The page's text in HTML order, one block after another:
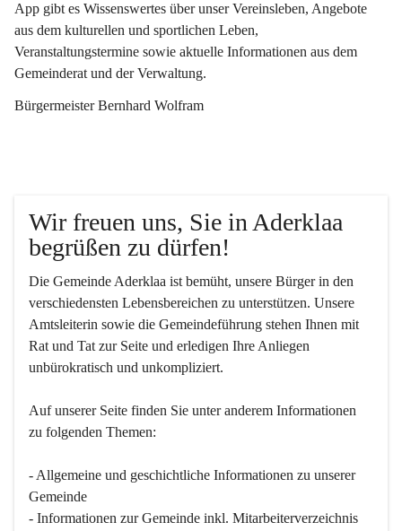
App gibt es Wissenswertes über unser Vereinsleben, Angebote
aus dem kulturellen und sportlichen Leben,
Veranstaltungstermine sowie aktuelle Informationen aus dem
Gemeinderat und der Verwaltung.
Bürgermeister Bernhard Wolfram
Wir freuen uns, Sie in Aderklaa
begrüßen zu dürfen!
Die Gemeinde Aderklaa ist bemüht, unsere Bürger in den
verschiedensten Lebensbereichen zu unterstützen. Unsere
Amtsleiterin sowie die Gemeindeführung stehen Ihnen mit
Rat und Tat zur Seite und erledigen Ihre Anliegen
unbürokratisch und unkompliziert.
Auf unserer Seite finden Sie un­ter an­de­rem Informationen
zu folgenden Themen:
- Allgemeine und geschichtliche Informationen zu unserer
Gemeinde
- Informationen zur Gemeinde inkl. Mitarbeiterverzeichnis